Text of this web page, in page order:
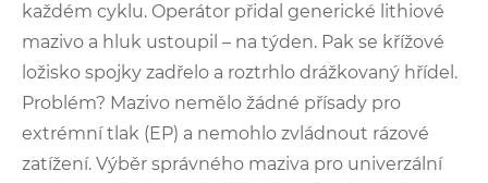
každém cyklu. Operátor přidal generické lithiové
mazivo a hluk ustoupil – na týden. Pak se křížové
ložisko spojky zadřelo a roztrhlo drážkovaný hřídel.
Problém? Mazivo nemělo žádné přísady pro
extrémní tlak (EP) a nemohlo zvládnout rázové
zatížení. Výběr správného maziva pro univerzální